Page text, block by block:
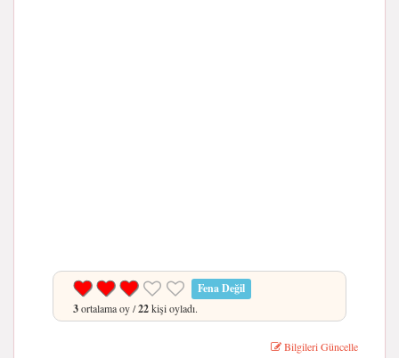
Fena Değil
3ortalama oy /22kişi oyladı.
Bilgileri Güncelle